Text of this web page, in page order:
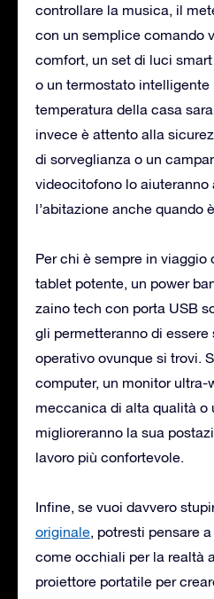
controllare la musica, il
con un semplice comando
comfort, un set di luci
o un termostato intelligente
temperatura della casa
invece è attento alla
di sorveglianza o un
videocitofono lo aiuteranno
l’abitazione anche quando
Per chi è sempre in viaggio
tablet potente, un power
zaino tech con porta USB
gli permetteranno di essere
operativo ovunque si trovi.
computer, un monitor ultra-
meccanica di alta qualità o
miglioreranno la sua
lavoro più confortevole.
Infine, se vuoi davvero
originale, potresti pensare
come occhiali per la realtà
proiettore portatile per